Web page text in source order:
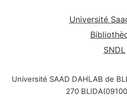
Université
SNDL
Université SAAD DAHLAB de
270